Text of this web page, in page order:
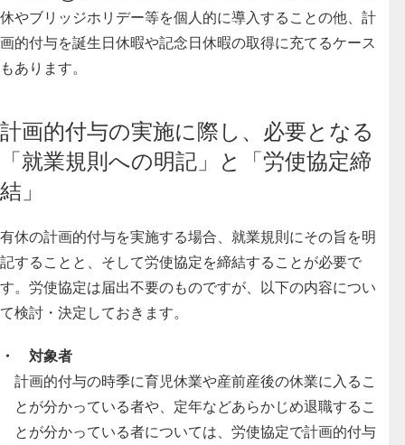
休やブリッジホリデー等を個人的に導入することの他、計
画的付与を誕生日休暇や記念日休暇の取得に充てるケース
もあります。
計画的付与の実施に際し、必要となる
「就業規則への明記」と「労使協定締
結」
有休の計画的付与を実施する場合、就業規則にその旨を明
記することと、そして労使協定を締結することが必要で
す。労使協定は届出不要のものですが、以下の内容につい
て検討・決定しておきます。
・ 対象者
計画的付与の時季に育児休業や産前産後の休業に入るこ
とが分かっている者や、定年などあらかじめ退職するこ
とが分かっている者については、労使協定で計画的付与